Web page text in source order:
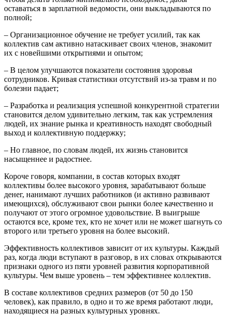
оставаться в зарплатной ведомости, они выкладываются по
полной;
– Организационное обучение не требует усилий, так как
коллектив сам активно натаскивает своих членов, знакомит
их с новейшими открытиями и опытом;
– В целом улучшаются показатели состояния здоровья
сотрудников. Кривая статистики отсутствий из-за травм и по
болезни падает;
– Разработка и реализация успешной конкурентной стратегии
становится делом удивительно легким, так как устремления
людей, их знание рынка и креативность находят свободный
выход и коллективную поддержку;
– Но главное, по словам людей, их жизнь становится
насыщеннее и радостнее.
Короче говоря, компании, в состав которых входят
коллективы более высокого уровня, зарабатывают больше
денег, нанимают лучших работников (и активно развивают
имеющихся), обслуживают свои рынки более качественно и
получают от этого огромное удовольствие. В выигрыше
остаются все, кроме тех, кто не хочет или не может шагнуть со
второго или третьего уровня на более высокий.
Эффективность коллективов зависит от их культуры. Каждый
раз, когда люди вступают в разговор, в их словах открываются
признаки одного из пяти уровней развития корпоративной
культуры. Чем выше уровень – тем эффективнее коллектив.
В составе коллективов средних размеров (от 50 до 150
человек), как правило, в одно и то же время работают люди,
находящиеся на разных культурных уровнях.